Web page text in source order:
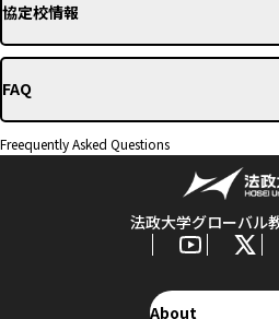
協定校情報
FAQ
Freequently Asked Questions
法政大学グローバル
About